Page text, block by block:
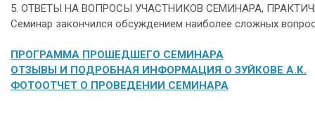
5. ОТВЕТЫ НА ВОПРОСЫ УЧАСТНИКОВ СЕМИНАРА,
Семинар закончился обсуждением наиболее сложных
ПРОГРАММА ПРОШЕДШЕГО СЕМИНАРА
ОТЗЫВЫ И ПОДРОБНАЯ ИНФОРМАЦИЯ О ЗУЙКОВЕ А.К.
ФОТООТЧЕТ О ПРОВЕДЕНИИ СЕМИНАРА